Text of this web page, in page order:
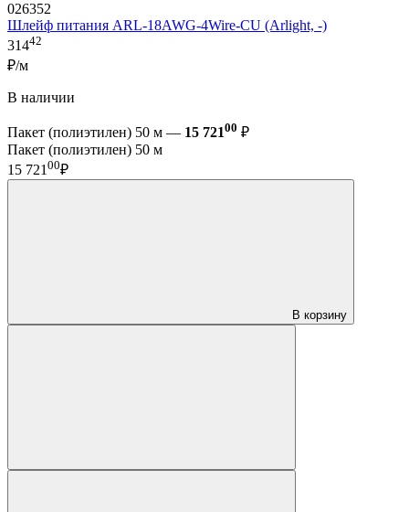
026352
Шлейф питания ARL-18AWG-4Wire-CU (Arlight, -)
31442
₽/м
В наличии
Пакет (полиэтилен) 50 м — 15 72100 ₽
Пакет (полиэтилен) 50 м
15 721 00₽
В корзину